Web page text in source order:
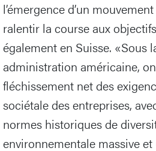
l’émergence d’un
ralentir la course aux
également en Suisse. «Sous
administration américaine,
fléchissement net des
sociétale des entreprises,
normes historiques de
environnementale massive